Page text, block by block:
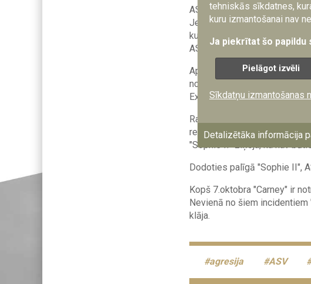
ASV karakuģis "Carney"
Jemenas rajoniem tika
kuģa. Drīz pēc tam "Carney"
ASV karakuģis, paziņoja
Aptuveni 30 minūtes vēlāk
notrieca vēl vienu lidrobotu.
Explorer".
Raķetes svētdien trāpīja vēl
reģistrēti Panamā. Kuģis
"Sophie II" ziņoja, ka nav
Dodoties palīgā "Sophie II",
Kopš 7.oktobra "Carney" ir
Nevienā no šiem
klāja.
agresija ASV
tehniskās sīkdatnes,
kuru izmantošanai nav
Ja piekrītat šo papildu
Pielāgot izvēli
Sīkdatņu izmantošanas
Detalizētāka informācija